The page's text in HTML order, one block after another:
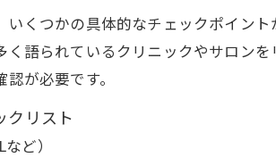
通いやすさ重視で選ぶ大阪
くつかの具体的なチェックポイン
語られているクリニックやサロン
が必要です。
クリスト
ど）
公式LINEか
公式LINEか